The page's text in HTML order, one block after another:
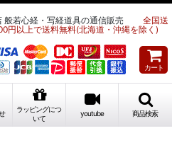
般若心経・写経道具の通信販売 全国送
円以上で送料無料(北海道・沖縄を除く)
カート
ラッピングにつ
いて
youtube 商品検索